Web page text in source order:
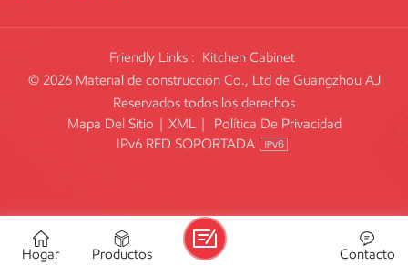
Friendly Links : Kitchen Cabinet
© 2026 Material de construcción Co., Ltd de Guangzhou AJ
Reservados todos los derechos
Mapa Del Sitio | XML |
Política De Privacidad
IPv6 RED SOPORTADA
Hogar Productos Contacto